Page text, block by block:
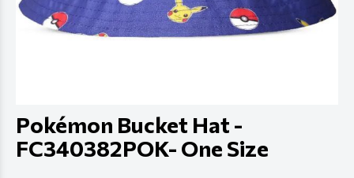
Pokémon Bucket Hat -
FC340382POK- One Size